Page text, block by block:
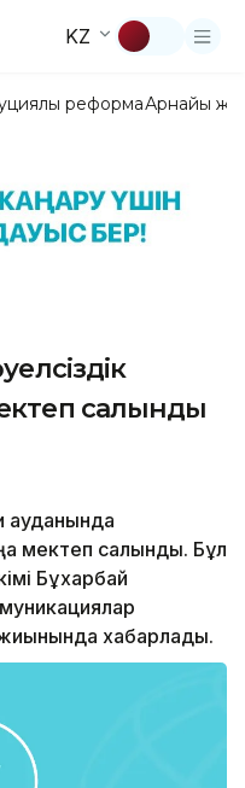
KZ
реформаАрнайы
салынды
ауданында
мектеп салынды. Бұл
Бұхарбай
хабарлады.